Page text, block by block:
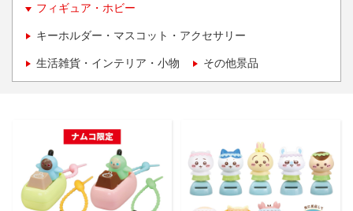
フィギュア・ホビー
キーホルダー・マスコット・アクセサリー
生活雑貨・インテリア・小物 その他景品